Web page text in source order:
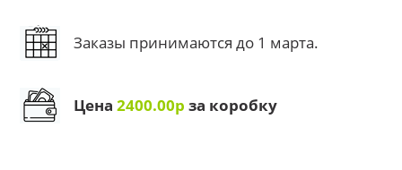
Заказы принимаются до 1 марта.
Цена2400.00р за коробку